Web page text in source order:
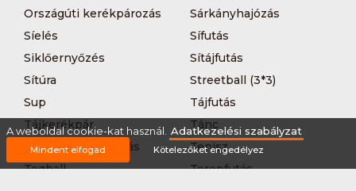
Országúti kerékpározás
Sárkányhajózás
Síelés
Sífutás
Siklőernyőzés
Sítájfutás
Sítúra
Streetball (3*3)
Sup
Tájfutás
Tájkerékpár
Tánc
Teljesítménytúrázás
Tenisz
Teqball
Terepfutás
A weboldal cookie-kat használ. Adatkezelési szabályzat
Mindent elfogad Kötelezőket engedélyez